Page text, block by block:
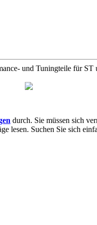
und Tuningteile für ST
durch. Sie müssen sich
lesen. Suchen Sie sich